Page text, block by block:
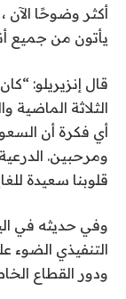
أكثر وضوحًا الآن
يأتون من جميع
قال إنزيريلو:
الثلاثة
أي فكرة أن
ومرحبين.
قلوبنا سعيدة
وفي حديثه في
التنفيذي الضوء
ودور القطاع